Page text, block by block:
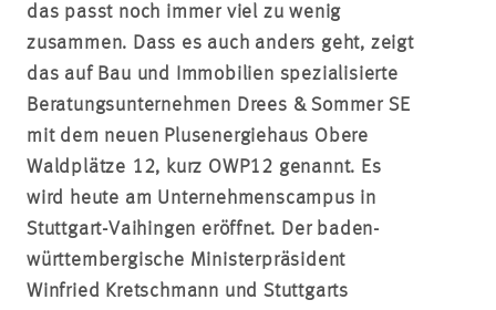
das passt noch immer viel zu wenig
zusammen. Dass es auch anders geht, zeigt
das auf Bau und Immobilien spezialisierte
Beratungsunternehmen Drees & Sommer SE
mit dem neuen Plusenergiehaus Obere
Waldplätze 12, kurz OWP12 genannt. Es
wird heute am Unternehmenscampus in
Stuttgart-Vaihingen eröffnet. Der baden-
württembergische Ministerpräsident
Winfried Kretschmann und Stuttgarts